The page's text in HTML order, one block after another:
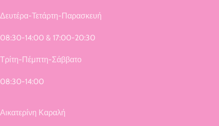
Δευτέρα-Τετάρτη-Παρασκευή
08:30-14:00 & 17:00-20:30
Τρίτη-Πέμπτη-Σάββατο
08:30-14:00
Αικατερίνη Καραλή